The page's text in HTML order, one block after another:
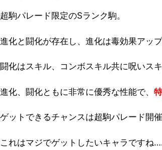
超駒パレード限定のSランク駒。
進化と闘化が存在し、進化は毒効果アッ
闘化はスキル、コンボスキル共に呪いス
進化、闘化ともに非常に優秀な性能で、
ゲットできるチャンスは超駒パレード開
これはマジでゲットしたいキャラですね